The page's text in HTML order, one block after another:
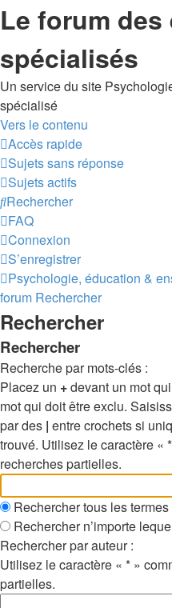
Le forum
spécialisés
Un service du site
spécialisé
Vers le contenu
Accès rapide
Sujets sans réponse
Sujets actifs
Rechercher
FAQ
Connexion
S’enregistrer
Psychologie, éducation &
forum Rechercher
Rechercher
Rechercher
Recherche par mots-clés :
Placez un +devant un mot
mot qui doit être exclu.
par des | entre crochets si
trouvé. Utilisez le caractère «
recherches partielles.
Rechercher tous les termes
Rechercher n’importe
Rechercher par auteur :
Utilisez le caractère « * »
partielles.